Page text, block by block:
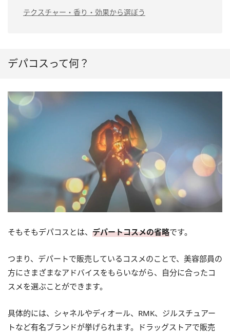
テクスチャー・香り・効果から選ぼう
デパコスって何？
そもそもデパコスとは、 デパートコスメの省略です。
つまり、デパートで販売しているコスメのことで、美容部員の
方にさまざまなアドバイスをもらいながら、自分に合ったコ
スメを選ぶことができます。
具体的には、シャネルやディオール、RMK、ジルスチュアー
トなど有名ブランドが挙げられます。ドラッグストアで販売